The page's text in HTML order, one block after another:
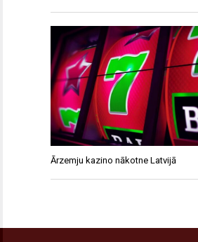
Ārzemju kazino nākotne Latvijā